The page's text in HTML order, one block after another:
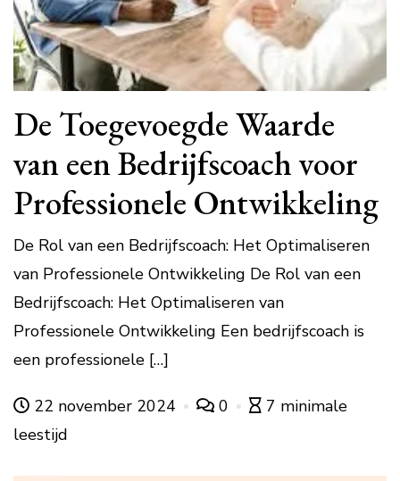
De Toegevoegde Waarde
van een Bedrijfscoach voor
Professionele Ontwikkeling
De Rol van een Bedrijfscoach: Het Optimaliseren
van Professionele Ontwikkeling De Rol van een
Bedrijfscoach: Het Optimaliseren van
Professionele Ontwikkeling Een bedrijfscoach is
een professionele […]
22 november 2024 0
7 minimale
leestijd